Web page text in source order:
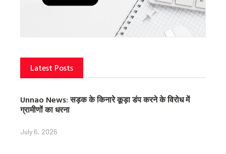
Latest Posts
Unnao News: सड़क के किनारे कूड़ा डंप करने के विरोध में
ग्रामीणों का धरना
July 6, 2026